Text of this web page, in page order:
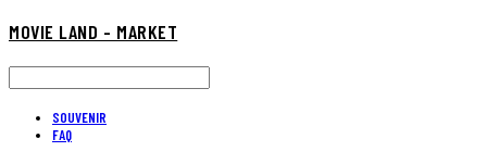
MOVIE LAND - MARKET
SOUVENIR
FAQ